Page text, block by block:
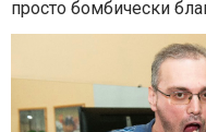
просто бомбически